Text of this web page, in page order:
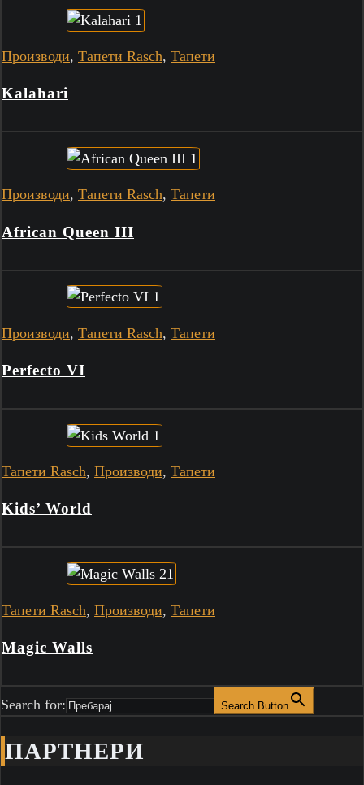
Производи, Тапети Rasch, Тапети
Kalahari
Производи, Тапети Rasch, Тапети
African Queen III
Производи, Тапети Rasch, Тапети
Perfecto VI
Тапети Rasch, Производи, Тапети
Kids’ World
Тапети Rasch, Производи, Тапети
Magic Walls
Search for: Search Button
ПАРТНЕРИ